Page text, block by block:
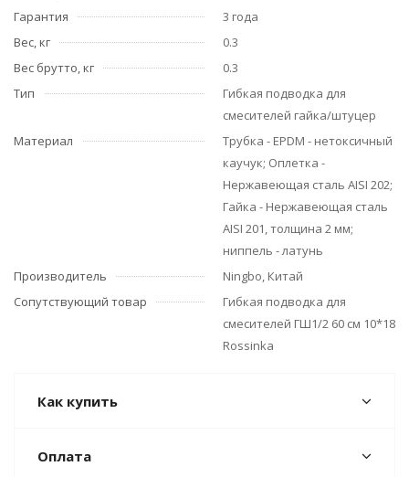
Гарантия
3 года
Вес, кг
0.3
Вес брутто, кг
0.3
Тип
Гибкая подводка для
смесителей гайка/штуцер
Материал
Трубка - EPDM - нетоксичный
каучук; Оплетка -
Нержавеющая сталь AISI 202;
Гайка - Нержавеющая сталь
AISI 201, толщина 2 мм;
ниппель - латунь
Производитель
Ningbo, Китай
Сопутствующий товар
Гибкая подводка для
смесителей ГШ1/2 60 см 10*18
Rossinka
Как купить
Оплата